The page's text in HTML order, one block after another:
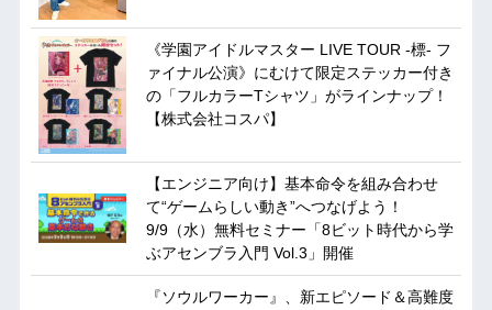
《学園アイドルマスター LIVE TOUR -標- フ
ァイナル公演》にむけて限定ステッカー付き
の「フルカラーTシャツ」がラインナップ！
【株式会社コスパ】
【エンジニア向け】基本命令を組み合わせ
て“ゲームらしい動き”へつなげよう！
9/9（水）無料セミナー「8ビット時代から学
ぶアセンブラ入門 Vol.3」開催
『ソウルワーカー』、新エピソード＆高難度